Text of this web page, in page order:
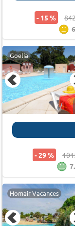
- 15 %
Goelia
- 29 %
Homair Vacances